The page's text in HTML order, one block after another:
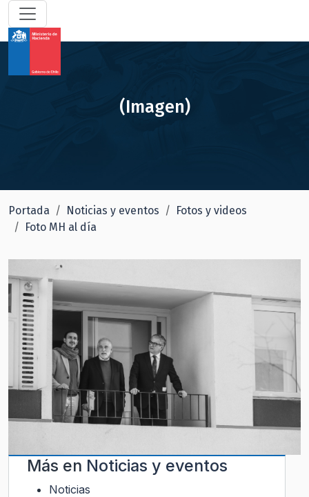
(Imagen)
Portada Noticias y eventos
Fotos y videos
Foto MH al día
Más en Noticias y eventos
Noticias